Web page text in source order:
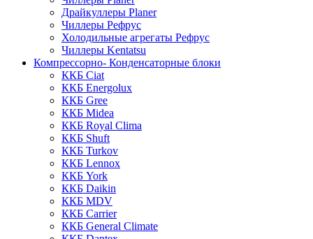
Драйкуллеры Planer
Чиллеры Рефрус
Холодильные агрегаты Рефрус
Чиллеры Kentatsu
Компрессорно- Конденсаторные блоки
ККБ Ciat
ККБ Energolux
ККБ Gree
ККБ Midea
ККБ Royal Clima
ККБ Shuft
ККБ Turkov
ККБ Lennox
ККБ York
ККБ Daikin
ККБ MDV
ККБ Carrier
ККБ General Climate